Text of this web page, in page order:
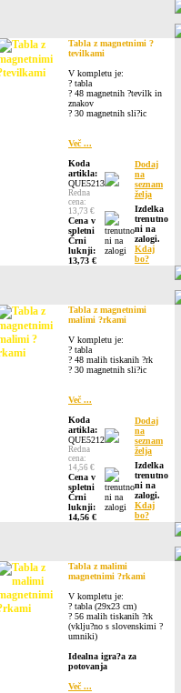
Tabla z magnetnimi ?
tevilkami
V kompletu je:
? tabla
? 48 magnetnih ?tevilk in
znakov
? 30 magnetnih sli?ic
Več ...
Koda
artikla:
QUE5213
Redna
cena:
13,73 €
Cena v
spletni
Črni
luknji:
13,73 €
Dodaj
na
seznam
želja
Izdelka
trenutno
ni na
zalogi.
Kdaj
bo?
Tabla z magnetnimi
malimi ?rkami
V kompletu je:
? tabla
? 48 malih tiskanih ?rk
? 30 magnetnih sli?ic
Več ...
Koda
artikla:
QUE5212
Redna
cena:
14,56 €
Cena v
spletni
Črni
luknji:
14,56 €
Dodaj
na
seznam
želja
Izdelka
trenutno
ni na
zalogi.
Kdaj
bo?
Tabla z malimi
magnetnimi ?rkami
V kompletu je:
? tabla (29x23 cm)
? 56 malih tiskanih ?rk
(vklju?no s slovenskimi ?
umniki)
Idealna igra?a za
potovanja
Več ...